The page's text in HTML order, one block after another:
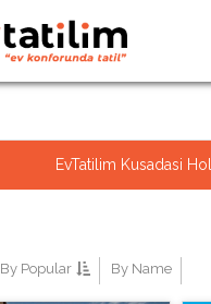
EvTatilim Kusadasi
By Popular By Name